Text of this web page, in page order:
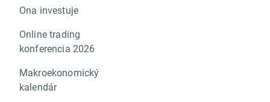
Ona investuje
Online trading
konferencia 2026
Makroekonomický
kalendár